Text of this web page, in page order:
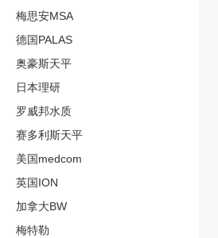
梅思安MSA
德国PALAS
奥豪斯天平
日本理研
罗威邦水质
赛多利斯天平
美国medcom
英国ION
加拿大BW
梅特勒